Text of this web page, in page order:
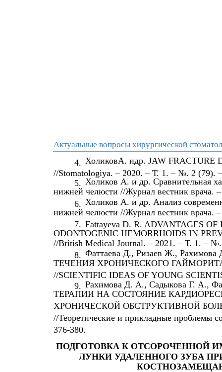
Актуальные вопросы хирургической
4. ХоликовА. идр. JAW FRACTURE
//Stomatologiya. – 2020. – Т. 1. – №. 2 (79).
5. Холиков А. и др. Сравнительная
нижней челюсти //Журнал вестник врача.
6. Холиков А. и др. Анализ
нижней челюсти //Журнал вестник врача.
7. Fattayeva D. R. ADVANTAGES
ODONTOGENIC HEMORRHOIDS IN
//British Medical Journal. – 2021. – Т. 1. –
8. Фаттаева Д., Ризаев Ж.,
ТЕЧЕНИЯ ХРОНИЧЕСКОГО
//SCIENTIFIC IDEAS OF YOUNG
9. Рахимова Д. А., Садыкова Г. А.,
ТЕРАПИИ НА СОСТОЯНИЕ
ХРОНИЧЕСКОЙ ОБСТРУКТИВНОЙ
//Теоретические и прикладные проблемы
376-380.
ПОДГОТОВКА К ОТСОРОЧЕННОЙ
ЛУНКИ УДАЛЕННОГО ЗУБА